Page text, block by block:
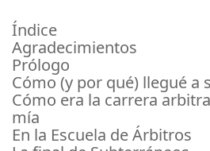
Índice
Agradecimientos
Prólogo
Cómo (y por qué) llegué a
Cómo era la carrera
mía
En la Escuela de Árbitros